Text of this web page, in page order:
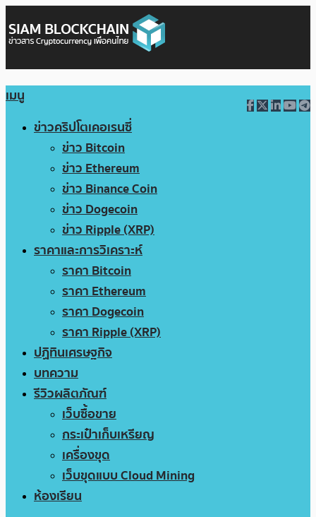
เมนู
ข่าวคริปโตเคอเรนซี่
ข่าว Bitcoin
ข่าว Ethereum
ข่าว Binance Coin
ข่าว Dogecoin
ข่าว Ripple (XRP)
ราคาและการวิเคราะห์
ราคา Bitcoin
ราคา Ethereum
ราคา Dogecoin
ราคา Ripple (XRP)
ปฏิทินเศรษฐกิจ
บทความ
รีวิวผลิตภัณฑ์
เว็บซื้อขาย
กระเป๋าเก็บเหรียญ
เครื่องขุด
เว็บขุดแบบ Cloud Mining
ห้องเรียน